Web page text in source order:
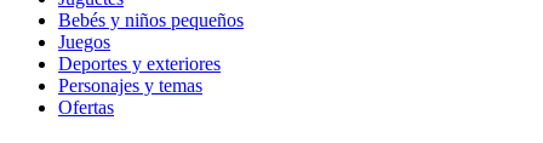
Bebés y niños pequeños
Juegos
Deportes y exteriores
Personajes y temas
Ofertas